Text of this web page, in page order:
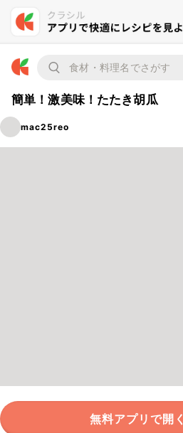
簡単！激美味！たたき胡瓜
mac25reo
無料アプリで開く